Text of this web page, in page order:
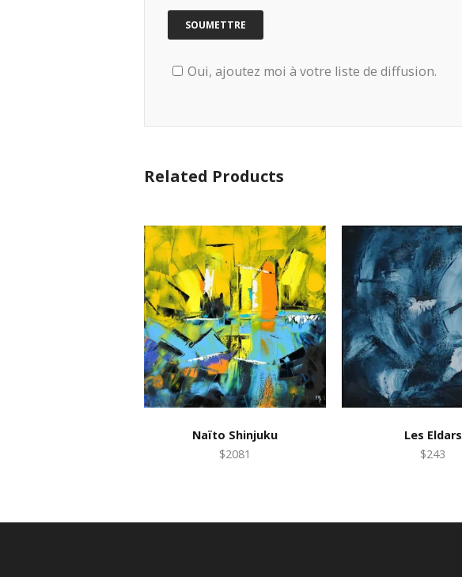
Oui, ajoutez moi à votre liste de diffusion.
Related Products
Naïto Shinjuku
$2081
Les Eldars
$243